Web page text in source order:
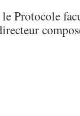
Protocole